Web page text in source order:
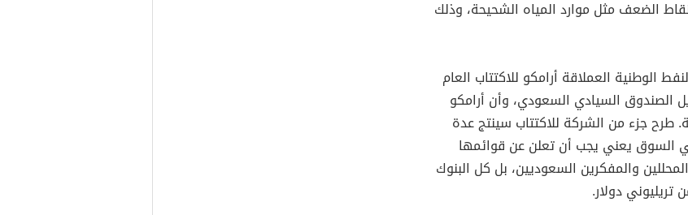
الضعف مثل موارد المياه الشحيحة، وذلك
5%” من شركة النفط الوطنية العملاقة أرامكو للاكتتاب العام
السيادي السعودي، وأن أرامكو
طرح جزء من الشركة للاكتتاب سينتج عدة
السوق يعني يجب أن تعلن عن قوائمها
والمفكرين السعوديين، بل كل البنوك
تريليوني دولار.